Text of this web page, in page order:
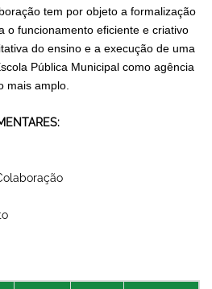
tem por objeto a formalização
o funcionamento eficiente e criativo
do ensino e a execução de uma
Pública Municipal como agência
mais amplo.